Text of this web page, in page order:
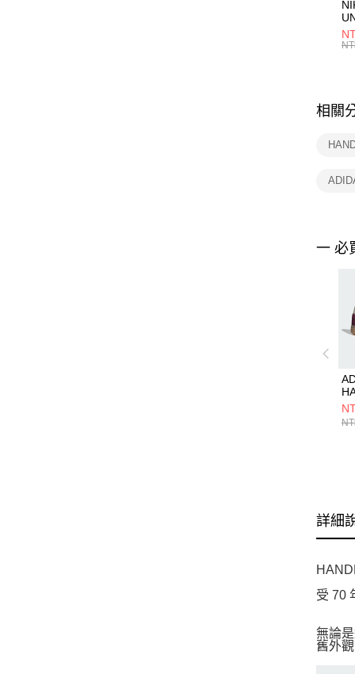
統
相關
一 必
詳細
受 70
無論
舊外